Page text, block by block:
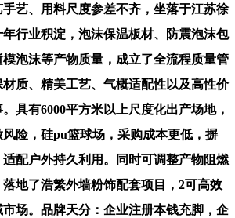
、用料尺度参差不齐，坐落于江苏徐
行业积淀，泡沫保温板材、防震泡沫包
泡沫等产物质量，成立了全流程质量管
质、精美工艺、气概适配性以及高性价
具有6000平方米以上尺度化出产场地，
险，硅pu篮球场，采购成本更低，摒
配户外持久利用。同时可调整产物阻燃
地了浩繁外墙粉饰配套项目，2可高效
场。品牌天分：企业注册本钱充脚，企